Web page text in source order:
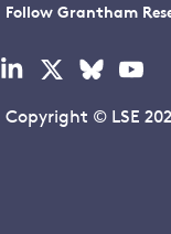
Follow Grantham
Visit
linkedin
Visit
x
Visit
bluesky
Visit
Copyright © LSE